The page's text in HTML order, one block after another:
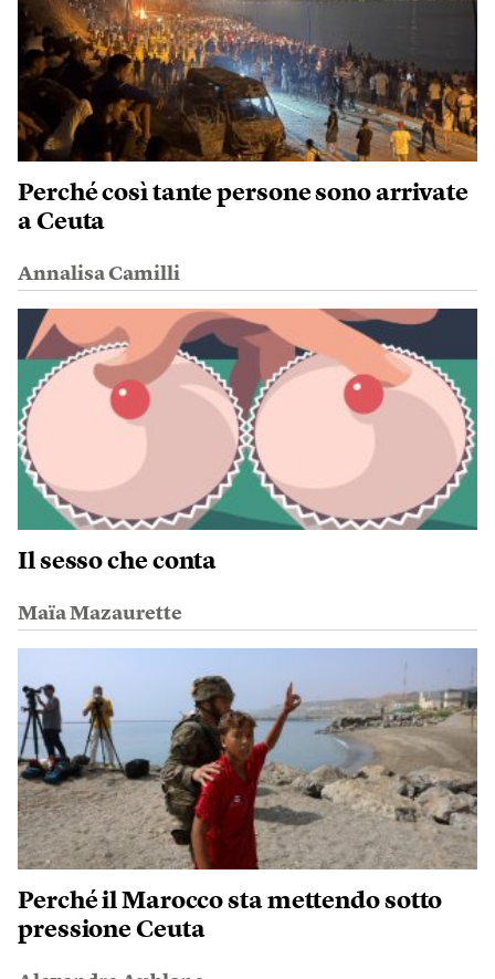
Perché così tante persone sono arrivate
a Ceuta
Annalisa Camilli
Il sesso che conta
Maïa Mazaurette
Perché il Marocco sta mettendo sotto
pressione Ceuta